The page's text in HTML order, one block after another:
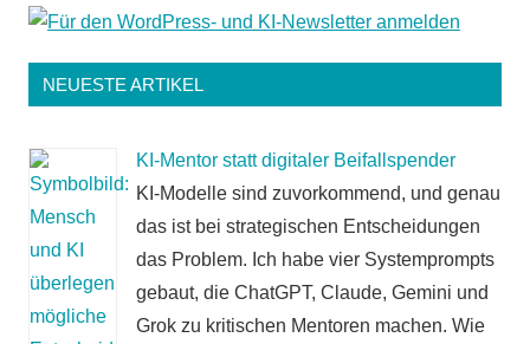
NEUESTE ARTIKEL
KI-Mentor statt digitaler Beifallspender
KI-Modelle sind zuvorkommend, und genau
das ist bei strategischen Entscheidungen
das Problem. Ich habe vier Systemprompts
gebaut, die ChatGPT, Claude, Gemini und
Grok zu kritischen Mentoren machen. Wie